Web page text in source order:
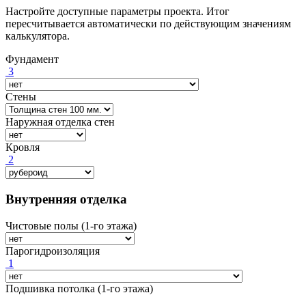
Настройте доступные параметры проекта. Итог
пересчитывается автоматически по действующим значениям
калькулятора.
Фундамент
3
Стены
Наружная отделка стен
Кровля
2
Внутренняя отделка
Чистовые полы (1-го этажа)
Парогидроизоляция
1
Подшивка потолка (1-го этажа)